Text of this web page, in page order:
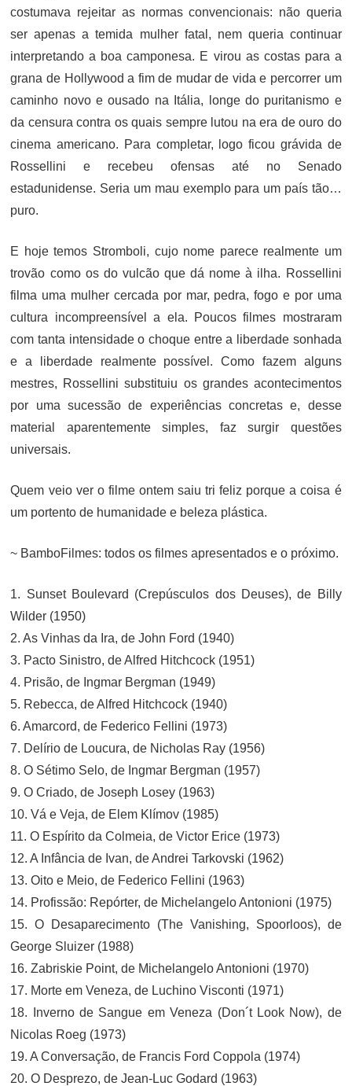
costumava rejeitar as normas convencionais: não queria
ser apenas a temida mulher fatal, nem queria continuar
interpretando a boa camponesa. E virou as costas para a
grana de Hollywood a fim de mudar de vida e percorrer um
caminho novo e ousado na Itália, longe do puritanismo e
da censura contra os quais sempre lutou na era de ouro do
cinema americano. Para completar, logo ficou grávida de
Rossellini e recebeu ofensas até no Senado
estadunidense. Seria um mau exemplo para um país tão…
puro.
E hoje temos Stromboli, cujo nome parece realmente um
trovão como os do vulcão que dá nome à ilha. Rossellini
filma uma mulher cercada por mar, pedra, fogo e por uma
cultura incompreensível a ela. Poucos filmes mostraram
com tanta intensidade o choque entre a liberdade sonhada
e a liberdade realmente possível. Como fazem alguns
mestres, Rossellini substituiu os grandes acontecimentos
por uma sucessão de experiências concretas e, desse
material aparentemente simples, faz surgir questões
universais.
Quem veio ver o filme ontem saiu tri feliz porque a coisa é
um portento de humanidade e beleza plástica.
~ BamboFilmes: todos os filmes apresentados e o próximo.
1. Sunset Boulevard (Crepúsculos dos Deuses), de Billy
Wilder (1950)
2. As Vinhas da Ira, de John Ford (1940)
3. Pacto Sinistro, de Alfred Hitchcock (1951)
4. Prisão, de Ingmar Bergman (1949)
5. Rebecca, de Alfred Hitchcock (1940)
6. Amarcord, de Federico Fellini (1973)
7. Delírio de Loucura, de Nicholas Ray (1956)
8. O Sétimo Selo, de Ingmar Bergman (1957)
9. O Criado, de Joseph Losey (1963)
10. Vá e Veja, de Elem Klímov (1985)
11. O Espírito da Colmeia, de Victor Erice (1973)
12. A Infância de Ivan, de Andrei Tarkovski (1962)
13. Oito e Meio, de Federico Fellini (1963)
14. Profissão: Repórter, de Michelangelo Antonioni (1975)
15. O Desaparecimento (The Vanishing, Spoorloos), de
George Sluizer (1988)
16. Zabriskie Point, de Michelangelo Antonioni (1970)
17. Morte em Veneza, de Luchino Visconti (1971)
18. Inverno de Sangue em Veneza (Don´t Look Now), de
Nicolas Roeg (1973)
19. A Conversação, de Francis Ford Coppola (1974)
20. O Desprezo, de Jean-Luc Godard (1963)